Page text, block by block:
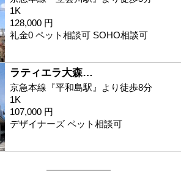
1K
128,000 円
礼金0 ペット相談可 SOHO相談可
ラティエラ大森…
京急本線『平和島駅』より徒歩8分
1K
107,000 円
デザイナーズ ペット相談可